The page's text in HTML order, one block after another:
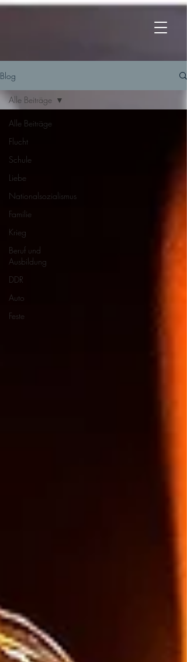
Blog
Alle Beiträge
Flucht
Schule
Liebe
Nationalsozialismus
Familie
Krieg
Beruf und
Ausbildung
DDR
Auto
Feste
Alle Beiträge